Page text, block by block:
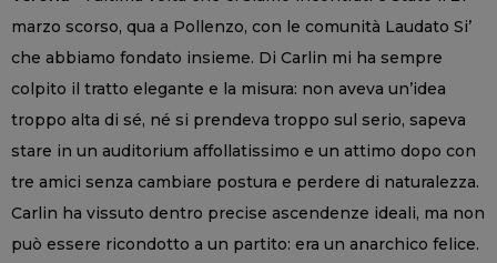
marzo scorso, qua a Pollenzo, con le comunità Laudato Si’
che abbiamo fondato insieme. Di Carlin mi ha sempre
colpito il tratto elegante e la misura: non aveva un’idea
troppo alta di sé, né si prendeva troppo sul serio, sapeva
stare in un auditorium affollatissimo e un attimo dopo con
tre amici senza cambiare postura e perdere di naturalezza.
Carlin ha vissuto dentro precise ascendenze ideali, ma non
può essere ricondotto a un partito: era un anarchico felice.